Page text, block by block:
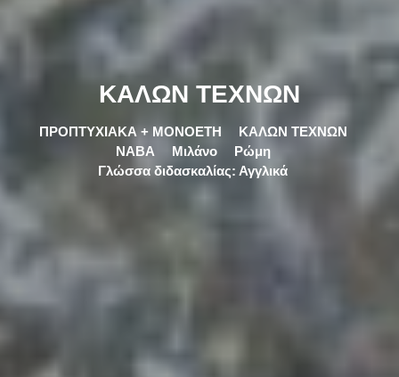
ΚΑΛΩΝ ΤΕΧΝΩΝ
ΠΡΟΠΤΥΧΙΑΚΑ + ΜΟΝΟΕΤΗ
ΚΑΛΩΝ ΤΕΧΝΩΝ
NABA
Μιλάνο
Ρώμη
Γλώσσα διδασκαλίας: Αγγλικά